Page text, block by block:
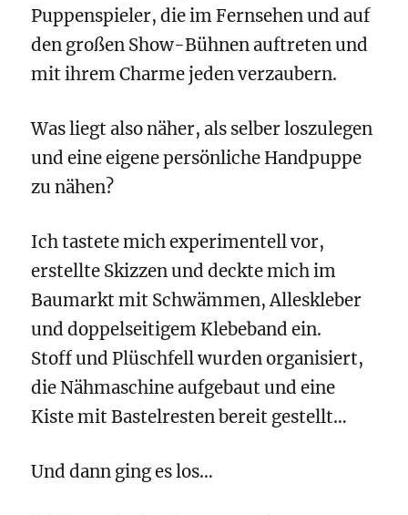
Puppenspieler, die im Fernsehen und auf
den großen Show-Bühnen auftreten und
mit ihrem Charme jeden verzaubern.
Was liegt also näher, als selber loszulegen
und eine eigene persönliche Handpuppe
zu nähen?
Ich tastete mich experimentell vor,
erstellte Skizzen und deckte mich im
Baumarkt mit Schwämmen, Alleskleber
und doppelseitigem Klebeband ein.
Stoff und Plüschfell wurden organisiert,
die Nähmaschine aufgebaut und eine
Kiste mit Bastelresten bereit gestellt…
Und dann ging es los…